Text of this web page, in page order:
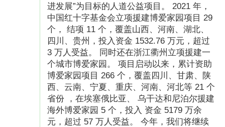
三、志愿服务活动：根据社区需要，成立社区项
目小组与志愿服务队伍，有针对性的为老人、儿
童及其他有需要的人群提供社区志愿服务活动和
社区互助； 促进居民紧密联系与相互理解； 确保
社区可持续发展。
进发展”为目标的人道公益项目。 2021 年，
中国红十字基金会立项援建博爱家园项目 29
个， 结项 11 个，覆盖山西、河南、湖北、
四川、贵州，投入资金 1532.76 万元，超过
3 万人受益。 同时还在浙江衢州立项援建一
个城市博爱家园。 项目启动以来，累计资助
博爱家园项目 266 个，覆盖四川、甘肃、陕
西、云南、宁夏、重庆、河南、河北等 21 个
省份 ，在埃塞俄比亚、 乌干达和尼泊尔援建
海外博爱家园 5 个，投入 资金 5179 万余
元，超过 57 万人受益。 今年，我们将继续